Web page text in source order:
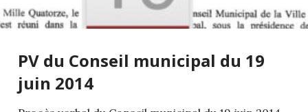
PV du Conseil municipal du 19
juin 2014